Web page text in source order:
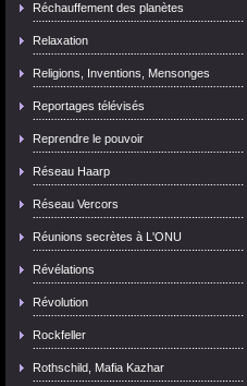
Réchauffement des planètes
Relaxation
Religions, Inventions, Mensonges
Reportages télévisés
Reprendre le pouvoir
Réseau Haarp
Réseau Vercors
Réunions secrètes à L'ONU
Révélations
Révolution
Rockfeller
Rothschild, Mafia Kazhar